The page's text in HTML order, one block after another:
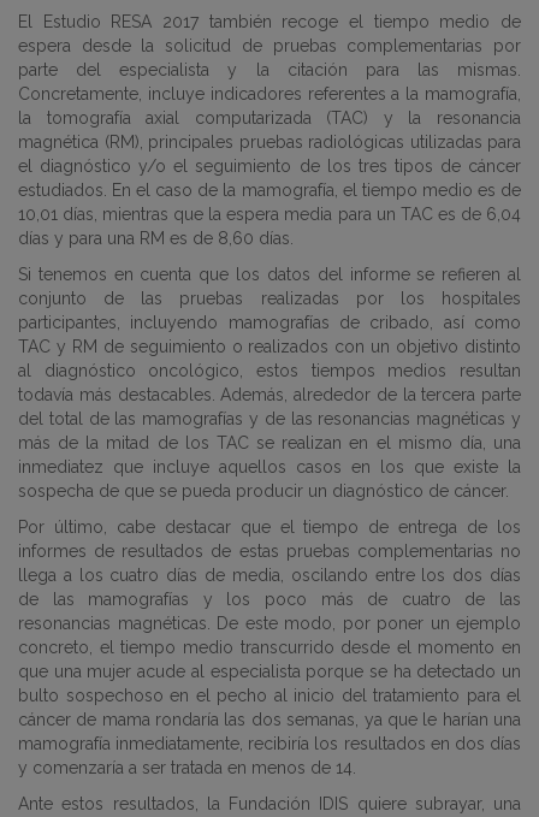
El Estudio RESA 2017 también recoge el tiempo medio de
espera desde la solicitud de pruebas complementarias por
parte del especialista y la citación para las mismas.
Concretamente, incluye indicadores referentes a la mamografía,
la tomografía axial computarizada (TAC) y la resonancia
magnética (RM), principales pruebas radiológicas utilizadas para
el diagnóstico y/o el seguimiento de los tres tipos de cáncer
estudiados. En el caso de la mamografía, el tiempo medio es de
10,01 días, mientras que la espera media para un TAC es de 6,04
días y para una RM es de 8,60 días.
Si tenemos en cuenta que los datos del informe se refieren al
conjunto de las pruebas realizadas por los hospitales
participantes, incluyendo mamografías de cribado, así como
TAC y RM de seguimiento o realizados con un objetivo distinto
al diagnóstico oncológico, estos tiempos medios resultan
todavía más destacables. Además, alrededor de la tercera parte
del total de las mamografías y de las resonancias magnéticas y
más de la mitad de los TAC se realizan en el mismo día, una
inmediatez que incluye aquellos casos en los que existe la
sospecha de que se pueda producir un diagnóstico de cáncer.
Por último, cabe destacar que el tiempo de entrega de los
informes de resultados de estas pruebas complementarias no
llega a los cuatro días de media, oscilando entre los dos días
de las mamografías y los poco más de cuatro de las
resonancias magnéticas. De este modo, por poner un ejemplo
concreto, el tiempo medio transcurrido desde el momento en
que una mujer acude al especialista porque se ha detectado un
bulto sospechoso en el pecho al inicio del tratamiento para el
cáncer de mama rondaría las dos semanas, ya que le harían una
mamografía inmediatamente, recibiría los resultados en dos días
y comenzaría a ser tratada en menos de 14.
Ante estos resultados, la Fundación IDIS quiere subrayar, una